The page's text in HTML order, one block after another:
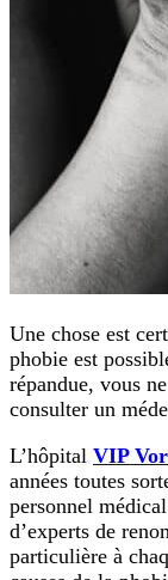
Une chose est
phobie est
répandue, vous
consulter un
L’hôpital VIP
années toutes
personnel
d’experts de
particulière à